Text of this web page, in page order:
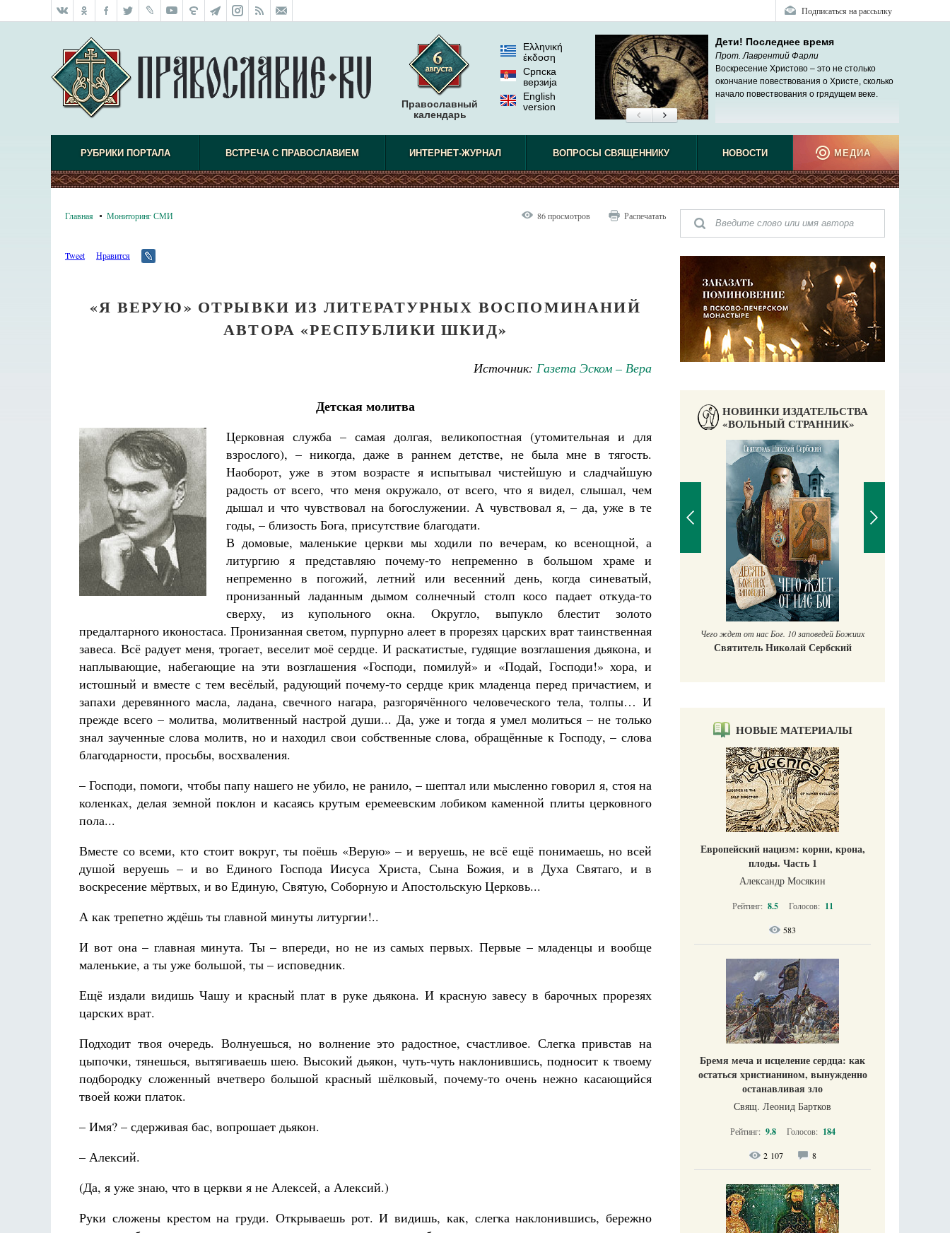
Подписаться на рассылку
Православный
календарь
Ελληνική
έκδοση
Српска
верзиjа
English
version
Дети! Последнее время
Прот. Лаврентий Фарли
Воскресение Христово – это не столько
окончание повествования о Христе, сколько
начало повествования о грядущем веке.
РУБРИКИ ПОРТАЛА ВСТРЕЧА С ПРАВОСЛАВИЕМ ИНТЕРНЕТ-ЖУРНАЛ ВОПРОСЫ СВЯЩЕННИКУ НОВОСТИ МЕДИА
Главная Мониторинг СМИ 86 просмотров Распечатать
Tweet Нравится
«Я ВЕРУЮ» ОТРЫВКИ ИЗ ЛИТЕРАТУРНЫХ ВОСПОМИНАНИЙ
АВТОРА «РЕСПУБЛИКИ ШКИД»
Источник: Газета Эском – Вера
Детская молитва
Церковная служба – самая долгая, великопостная (утомительная и для
взрослого), – никогда, даже в раннем детстве, не была мне в тягость.
Наоборот, уже в этом возрасте я испытывал чистейшую и сладчайшую
радость от всего, что меня окружало, от всего, что я видел, слышал, чем
дышал и что чувствовал на богослужении. А чувствовал я, – да, уже в те
годы, – близость Бога, присутствие благодати.
В домовые, маленькие церкви мы ходили по вечерам, ко всенощной, а
литургию я представляю почему-то непременно в большом храме и
непременно в погожий, летний или весенний день, когда синеватый,
пронизанный ладанным дымом солнечный столп косо падает откуда-то
сверху, из купольного окна. Округло, выпукло блестит золото
предалтарного иконостаса. Пронизанная светом, пурпурно алеет в прорезях царских врат таинственная
завеса. Всё радует меня, трогает, веселит моё сердце. И раскатистые, гудящие возглашения дьякона, и
наплывающие, набегающие на эти возглашения «Господи, помилуй» и «Подай, Господи!» хора, и
истошный и вместе с тем весёлый, радующий почему-то сердце крик младенца перед причастием, и
запахи деревянного масла, ладана, свечного нагара, разгорячённого человеческого тела, толпы… И
прежде всего – молитва, молитвенный настрой души... Да, уже и тогда я умел молиться – не только
знал заученные слова молитв, но и находил свои собственные слова, обращённые к Господу, – слова
благодарности, просьбы, восхваления.
– Господи, помоги, чтобы папу нашего не убило, не ранило, – шептал или мысленно говорил я, стоя на
коленках, делая земной поклон и касаясь крутым еремеевским лобиком каменной плиты церковного
пола...
Вместе со всеми, кто стоит вокруг, ты поёшь «Верую» – и веруешь, не всё ещё понимаешь, но всей
душой веруешь – и во Единого Господа Иисуса Христа, Сына Божия, и в Духа Святаго, и в
воскресение мёртвых, и во Единую, Святую, Соборную и Апостольскую Церковь...
А как трепетно ждёшь ты главной минуты литургии!..
И вот она – главная минута. Ты – впереди, но не из самых первых. Первые – младенцы и вообще
маленькие, а ты уже большой, ты – исповедник.
Ещё издали видишь Чашу и красный плат в руке дьякона. И красную завесу в барочных прорезях
царских врат.
Подходит твоя очередь. Волнуешься, но волнение это радостное, счастливое. Слегка привстав на
цыпочки, тянешься, вытягиваешь шею. Высокий дьякон, чуть-чуть наклонившись, подносит к твоему
подбородку сложенный вчетверо большой красный шёлковый, почему-то очень нежно касающийся
твоей кожи платок.
– Имя? – сдерживая бас, вопрошает дьякон.
– Алексий.
(Да, я уже знаю, что в церкви я не Алексей, а Алексий.)
Руки сложены крестом на груди. Открываешь рот. И видишь, как, слегка наклонившись, бережно
НОВИНКИ ИЗДАТЕЛЬСТВА
«ВОЛЬНЫЙ СТРАННИК»
Фредерика де Грааф Как найти своё место в жизни
Кирилл Мурышев
Великомученик Георгий Победоносец. Научись у
святого
Роман Котов Чего ждет от нас Бог. 10 заповедей Божиих
Святитель Николай Сербский
НОВЫЕ МАТЕРИАЛЫ
Европейский нацизм: корни, крона,
плоды. Часть 1
Александр Мосякин
Рейтинг: 8.5 Голосов: 11
583
Бремя меча и исцеление сердца: как
остаться христианином, вынужденно
останавливая зло
Свящ. Леонид Бартков
Рейтинг: 9.8 Голосов: 184
2 107 8